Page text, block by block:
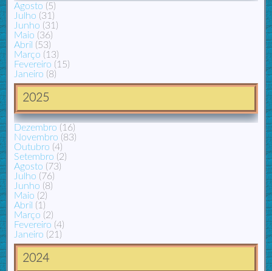
Agosto (5)
Julho (31)
Junho (31)
Maio (36)
Abril (53)
Março (13)
Fevereiro (15)
Janeiro (8)
2025
Dezembro (16)
Novembro (83)
Outubro (4)
Setembro (2)
Agosto (73)
Julho (76)
Junho (8)
Maio (2)
Abril (1)
Março (2)
Fevereiro (4)
Janeiro (21)
2024